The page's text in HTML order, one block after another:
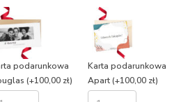
podarunkowa
(+100,00 zł)
Karta podarunkowa
Apart(+100,00 zł)